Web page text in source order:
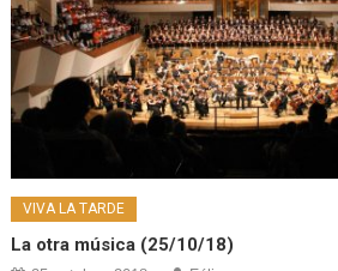
VIVA LA TARDE
La otra música (25/10/18)